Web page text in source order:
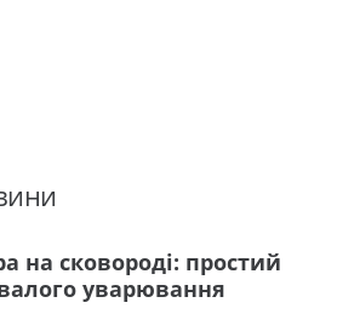
на сковороді: простий
уварювання